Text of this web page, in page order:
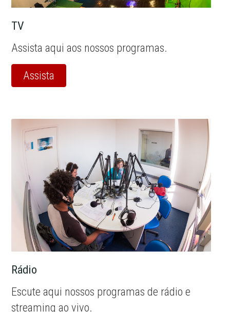
TV
Assista aqui aos nossos programas.
Assista
Rádio
Escute aqui nossos programas de rádio e
streaming ao vivo.